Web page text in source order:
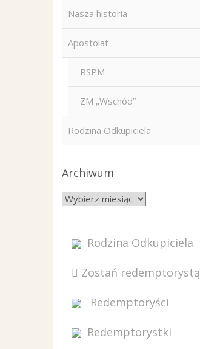
Nasza historia
Apostolat
RSPM
ZM „Wschód”
Rodzina Odkupiciela
Archiwum
Rodzina Odkupiciela
Zostań redemptorystą
Redemptoryści
Redemptorystki